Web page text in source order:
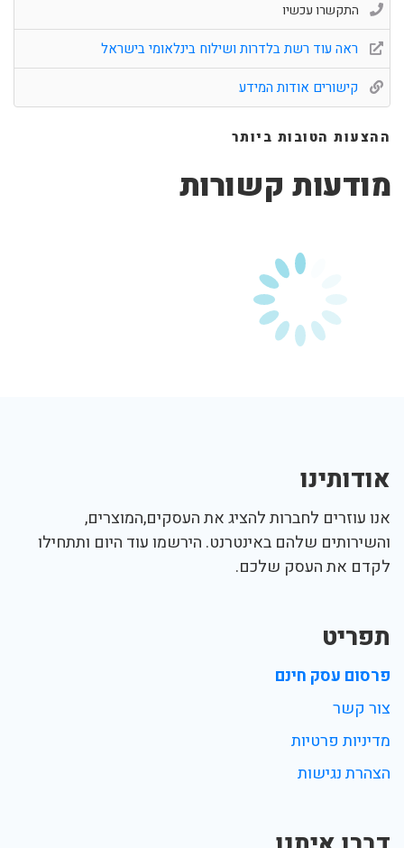
התקשרו עכשיו
ראה עוד רשת בלדרות ושילוח בינלאומי בישראל
קישורים אודות המידע
ההצעות הטובות ביותר
מודעות קשורות
אודותינו
אנו עוזרים לחברות להציג את העסקים,המוצרים,
והשירותים שלהם באינטרנט. הירשמו עוד היום ותתחילו
לקדם את העסק שלכם.
תפריט
פרסום עסק חינם
צור קשר
מדיניות פרטיות
הצהרת נגישות